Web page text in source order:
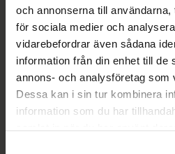
och annonserna till
för sociala medier och
vidarebefordrar även sådana
information från din enhet till de
annons- och analysföretag som
Dessa kan i sin tur kombinera
information som du har
samlat in när du har använt
prestationsförmåga.
hjälpa till att bibehålla en
kapacitet.
kapsel dagligen med
Jämförpris 2,32 kr/st
EAN:07331985406093
Kategorier: